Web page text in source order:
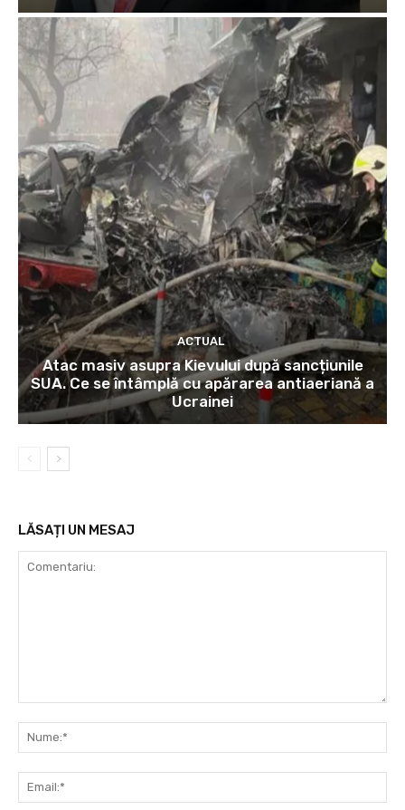
ACTUAL
Atac masiv asupra Kievului după sancțiunile
SUA. Ce se întâmplă cu apărarea antiaeriană a
Ucrainei
LĂSAȚI UN MESAJ